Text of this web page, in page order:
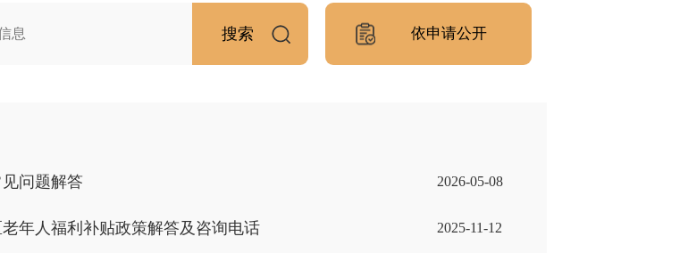
搜索 依申请公开
问题解答 2026-05-08
老年人福利补贴政策解答及咨询电话 2025-11-12